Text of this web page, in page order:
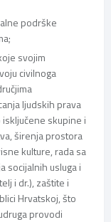
podrške
svojim
civilnoga
ljudskih prava
skupine i
širenja prostora
kulture, rada sa
socijalnih usluga i
i dr.), zaštite i
Hrvatskoj, što
provodi